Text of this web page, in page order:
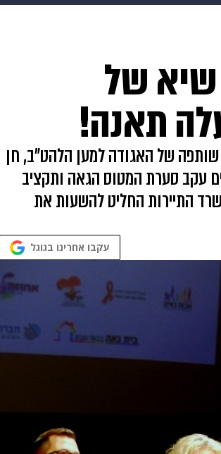
מתכונים פרויקטים מיוחדים
של
תאנה!
של האגודה למען הלהט"ב, חן
עקב סערת המטוס הגאה ותקציב
לא רשמי, משרד התיירות החליט להשעות את
עקבו אחרינו בגוגל